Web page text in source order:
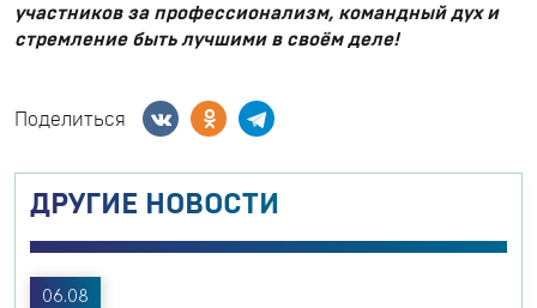
участников за профессионализм, командный дух и
стремление быть лучшими в своём деле!
Поделиться
ДРУГИЕ НОВОСТИ
06.08